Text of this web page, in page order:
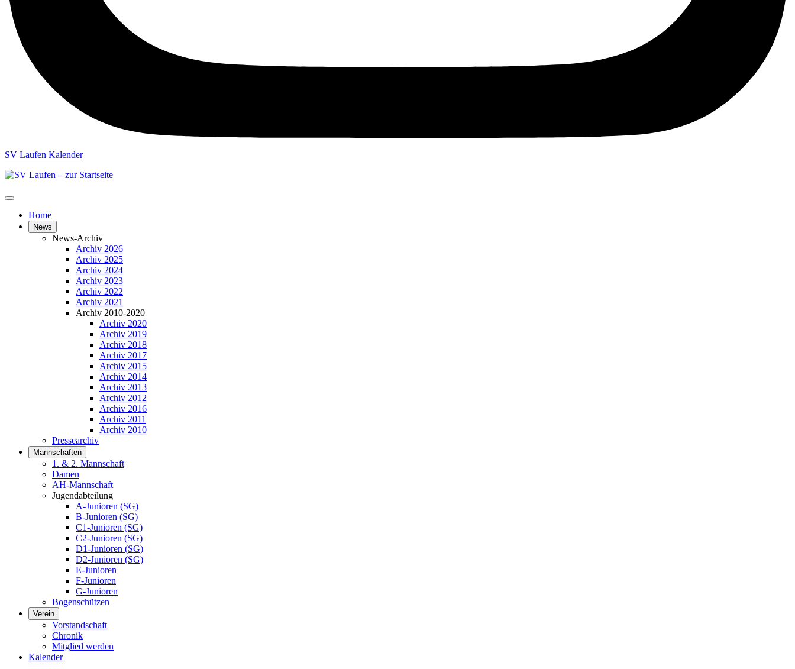
SV Laufen Kalender
Home
News
News-Archiv
Archiv 2026
Archiv 2025
Archiv 2024
Archiv 2023
Archiv 2022
Archiv 2021
Archiv 2010-2020
Archiv 2020
Archiv 2019
Archiv 2018
Archiv 2017
Archiv 2015
Archiv 2014
Archiv 2013
Archiv 2012
Archiv 2016
Archiv 2011
Archiv 2010
Pressearchiv
Mannschaften
1. & 2. Mannschaft
Damen
AH-Mannschaft
Jugendabteilung
A-Junioren (SG)
B-Junioren (SG)
C1-Junioren (SG)
C2-Junioren (SG)
D1-Junioren (SG)
D2-Junioren (SG)
E-Junioren
F-Junioren
G-Junioren
Bogenschützen
Verein
Vorstandschaft
Chronik
Mitglied werden
Kalender